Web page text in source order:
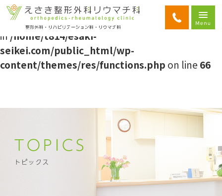
Warning: Attempt to read property "ID" on string
in /home/t814/esaki-
seikei.com/public_html/wp-
content/themes/res/functions.php on line 66
TOPICS
トピックス